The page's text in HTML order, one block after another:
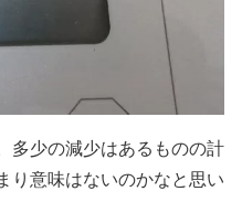
多少の減少はあるものの計
り意味はないのかなと思い